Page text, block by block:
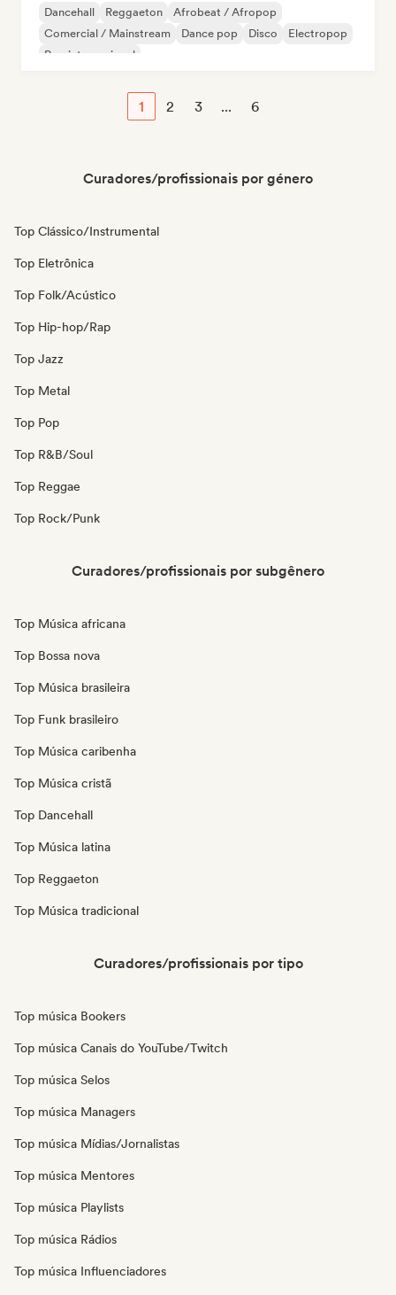
Dancehall Reggaeton
Afrobeat / Afropop
Comercial / Mainstream
Dance pop Disco
Electropop
Pop internacional
1 2 3 ... 6
Curadores/profissionais por género
Top Clássico/Instrumental
Top Eletrônica
Top Folk/Acústico
Top Hip-hop/Rap
Top Jazz
Top Metal
Top Pop
Top R&B/Soul
Top Reggae
Top Rock/Punk
Curadores/profissionais por subgênero
Top Música africana
Top Bossa nova
Top Música brasileira
Top Funk brasileiro
Top Música caribenha
Top Música cristã
Top Dancehall
Top Música latina
Top Reggaeton
Top Música tradicional
Curadores/profissionais por tipo
Top música Bookers
Top música Canais do YouTube/Twitch
Top música Selos
Top música Managers
Top música Mídias/Jornalistas
Top música Mentores
Top música Playlists
Top música Rádios
Top música Influenciadores